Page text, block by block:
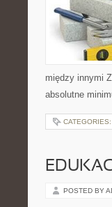
między innymi
absolutne
CATEGORIES:
POSTED BY